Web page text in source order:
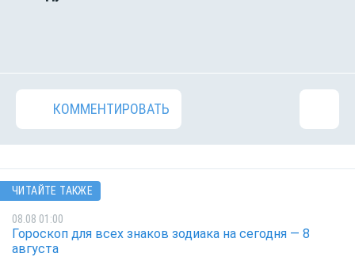
КОММЕНТИРОВАТЬ
ЧИТАЙТЕ ТАКЖЕ
08.08 01:00
Гороскоп для всех знаков зодиака на сегодня — 8
августа